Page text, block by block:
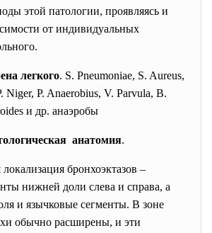
этой патологии, проявляясь и
от индивидуальных
легкого. S. Pneumoniae, S. Aureus,
Niger, P. Anaerobius, V. Parvula, B.
и др. анаэробы
анатомия.
бронхоэктазов –
нижней доли слева и справа, а
и язычковые сегменты. В зоне
обычно расширены, и эти